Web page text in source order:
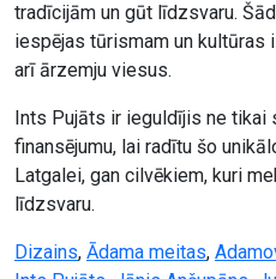
tradīcijām un gūt līdzsvaru.
iespējas tūrismam un
arī ārzemju viesus.
Ints Pujāts ir ieguldījis ne tikai
finansējumu, lai radītu šo
Latgalei, gan cilvēkiem, kuri
līdzsvaru.
Dizains, Ādama meitas,